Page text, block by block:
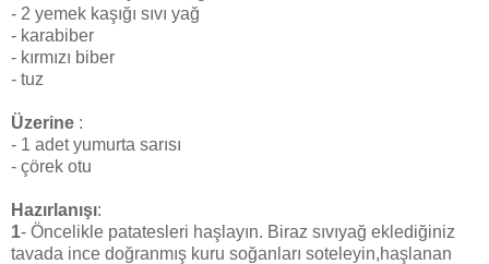
- 2 yemek kaşığı sıvı yağ
- karabiber
- kırmızı biber
- tuz
Üzerine :
- 1 adet yumurta sarısı
- çörek otu
Hazırlanışı:
1- Öncelikle patatesleri haşlayın. Biraz sıvıyağ eklediğiniz
tavada ince doğranmış kuru soğanları soteleyin,haşlanan